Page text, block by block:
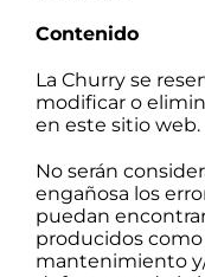
Contenido
La Churry se
modificar o
en este sitio web.
No serán
engañosa los
puedan
producidos
mantenimiento